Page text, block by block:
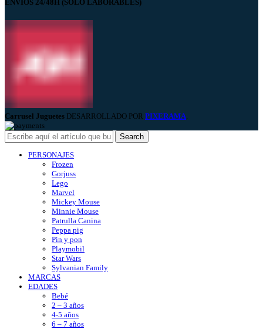
ENVÍOS 24/48H (SOLO LABORABLES)
Carrusel Juguetes DESARROLLADO POR PIXERAMA
Search
PERSONAJES
Frozen
Gorjuss
Lego
Marvel
Mickey Mouse
Minnie Mouse
Patrulla Canina
Peppa pig
Pin y pon
Playmobil
Star Wars
Sylvanian Family
MARCAS
EDADES
Bebé
2 – 3 años
4-5 años
6 – 7 años